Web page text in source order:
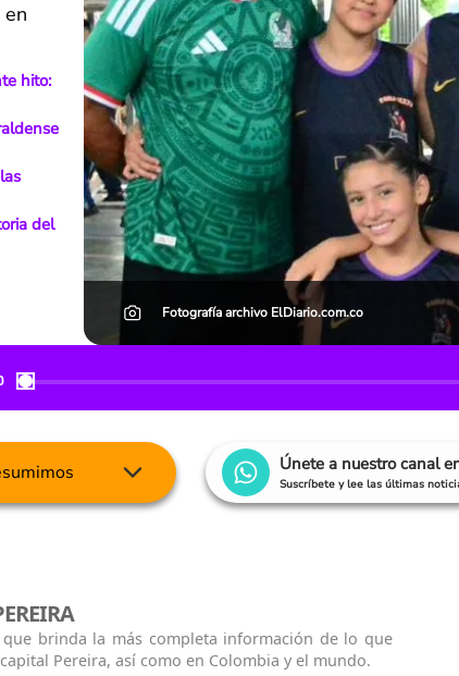
hito:
del
Fotografía archivo ElDiario.com.co
Únete a nuestro canal
Suscríbete y lee las últimas
brinda la más completa información de lo que
Pereira, así como en Colombia y el mundo.